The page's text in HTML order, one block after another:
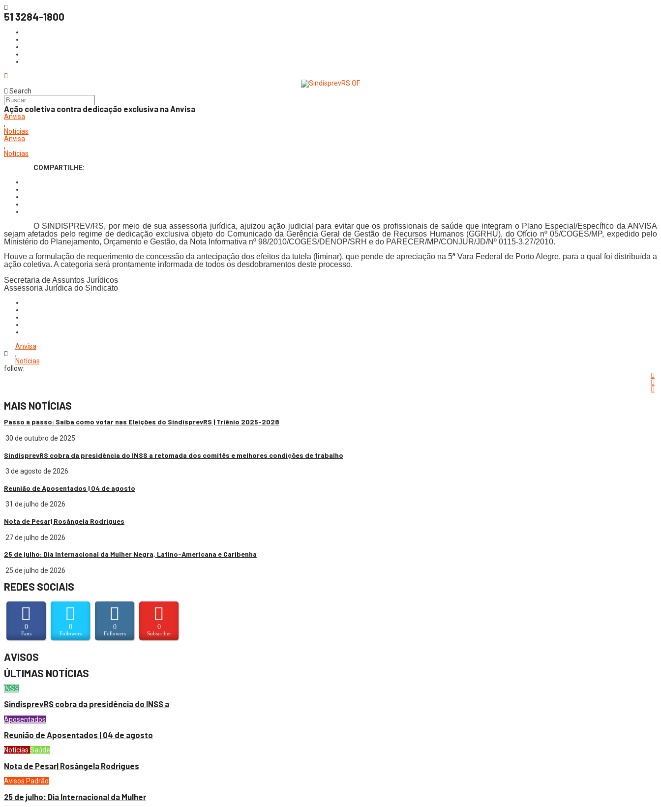
51 3284-1800
Search
Ação coletiva contra dedicação exclusiva na Anvisa
Anvisa
,
Notícias
Anvisa
,
Notícias
COMPARTILHE:
O SINDISPREV/RS, por meio de sua assessoria jurídica, ajuizou ação judicial para evitar que os profissionais de saúde que integram o Plano Especial/Específico da ANVISA
sejam afetados pelo regime de dedicação exclusiva objeto do Comunicado da Gerência Geral de Gestão de Recursos Humanos (GGRHU), do Ofício nº 05/COGES/MP, expedido pelo
Ministério do Planejamento, Orçamento e Gestão, da Nota Informativa nº 98/2010/COGES/DENOP/SRH e do PARECER/MP/CONJUR/JD/Nº 0115-3.27/2010.
Houve a formulação de requerimento de concessão da antecipação dos efeitos da tutela (liminar), que pende de apreciação na 5ª Vara Federal de Porto Alegre, para a qual foi distribuída a
ação coletiva. A categoria será prontamente informada de todos os desdobramentos deste processo.
Secretaria de Assuntos Jurídicos
Assessoria Jurídica do Sindicato
Anvisa
,
Notícias
follow:
MAIS NOTÍCIAS
Passo a passo: Saiba como votar nas Eleições do SindisprevRS | Triênio 2025-2028
30 de outubro de 2025
SindisprevRS cobra da presidência do INSS a retomada dos comitês e melhores condições de trabalho
3 de agosto de 2026
Reunião de Aposentados | 04 de agosto
31 de julho de 2026
Nota de Pesar| Rosângela Rodrigues
27 de julho de 2026
25 de julho: Dia Internacional da Mulher Negra, Latino-Americana e Caribenha
25 de julho de 2026
REDES SOCIAIS
0
Fans
0
Followers
0
Followers
0
Subscriber
AVISOS
ÚLTIMAS NOTÍCIAS
INSS
SindisprevRS cobra da presidência do INSS a
Aposentados
Reunião de Aposentados | 04 de agosto
Notícias Saúde
Nota de Pesar| Rosângela Rodrigues
Avisos Padrão
25 de julho: Dia Internacional da Mulher